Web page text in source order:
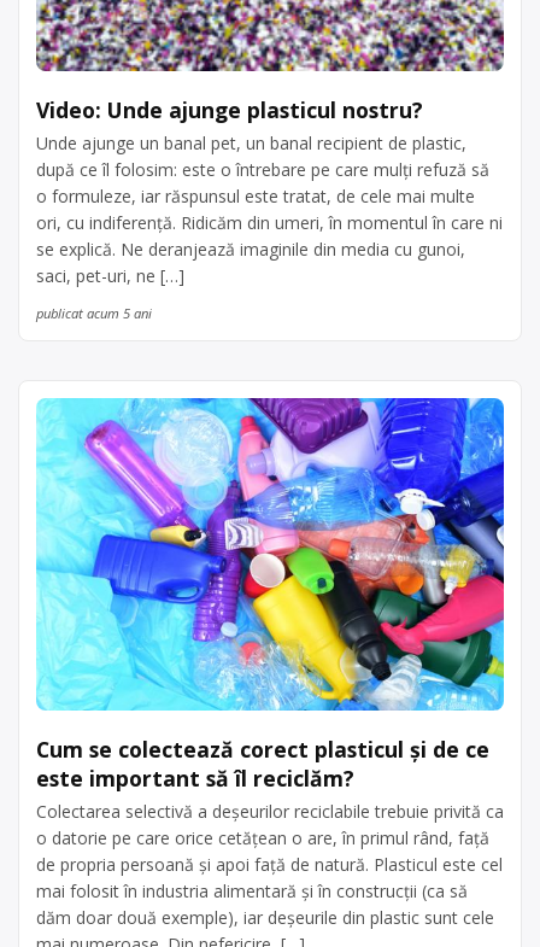
Video: Unde ajunge plasticul nostru?
Unde ajunge un banal pet, un banal recipient de plastic,
după ce îl folosim: este o întrebare pe care mulți refuză să
o formuleze, iar răspunsul este tratat, de cele mai multe
ori, cu indiferență. Ridicăm din umeri, în momentul în care ni
se explică. Ne deranjează imaginile din media cu gunoi,
saci, pet-uri, ne […]
publicat acum 5 ani
Cum se colectează corect plasticul și de ce
este important să îl reciclăm?
Colectarea selectivă a deșeurilor reciclabile trebuie privită ca
o datorie pe care orice cetățean o are, în primul rând, față
de propria persoană și apoi față de natură. Plasticul este cel
mai folosit în industria alimentară și în construcții (ca să
dăm doar două exemple), iar deșeurile din plastic sunt cele